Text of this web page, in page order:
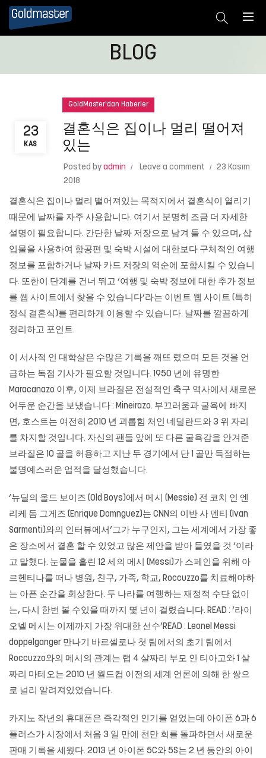
BLOG
23
KAS
GoldMaster'dan Haberler
결혼식은 집이나 멀리 떨어져
있는
Posted by admin Leave a comment
23 Kasım
2018
결혼식은 집이나 멀리 떨어져있는 목적지에서 결혼식이 열리기
때문에 날짜를 자주 사용합니다. 여기서 분명히 조금 더 자세한
설명이 필요합니다. 간단한 날짜 저장으로 남겨 둘 수 있으며, 삽
입물을 사용하여 항공편 및 숙박 시설에 대한보다 구체적인 여행
정보를 포함하거나 날짜 카드 저장의 역순에 포함시킬 수 있습니
다. 또한이 단계를 건너 뛰고 ‘여행 및 숙박 정보에 대한 추가 정보
를 웹 사이트에서 찾을 수 있습니다’라는 이벤트 웹 사이트 (특히
정식 결혼식)를 편리하게 이용할 수 있습니다. 날짜를 깔끔하게
정리하고 포인트.
이 서사적 인 대학살은 수많은 기록을 깨뜨 렸으며 모든 것을 언
급하는 독점 기사가 필요할 것입니다. 1950 년에 유명한
Maracanazo 이후, 이제 브라질은 전설적인 축구 역사에서 새로운
어두운 순간을 보냈습니다 : Mineirazo. 부끄러움과 굴욕에 빠지
면, 호스트는 여전히 2010 년 괴롭힘 처인 네덜란드와 3 위 자리
를 차지할 것입니다. 자신의 팬들 앞에 또 다른 굴욕감을 안겨준
브라질은 10 골을 허용하고 지난 두 경기에서 단 1 골만 득점하는
불명예스러운 업적을 달성했습니다.
‘뉴딜의 올드 보이즈 (Old Boys)에서 메시 (Messie) 전 코치 인 엔
리케 돔 그게즈 (Enrique Domnguez)는 CNN의 이반 사 멘티 (Ivan
Sarmenti)와의 인터뷰에서’그가 누구인지, 그는 세계에서 가장 좋
은 장소에서 결혼 할 수 있었고 많은 제안을 받아 들였을 것 ‘이라
고 말했다. 눈물을 흘린 12 세의 메시 (Messi)가 스페인을 위해 아
르헨티나를 떠나 병원, 친구, 가족, 학교, Roccuzzo를 치료해야하
는 아픈 순간을 회상한다. 두 나라를 여행하는 재정적 수단 없이
는, 다시 한번 볼 수있을 때까지 몇 년이 걸렸습니다. READ : ‘라이
오넬 메시는 이제까지 가장 위대한 선수’READ : Leonel Messi
doppelganger 만나기 바르셀로나 첫 팀에서의 초기 팀에서
Roccuzzo와의 메시의 관계는 랩 4 살짜리 부모 인 티아고와 1 살
짜리 마테오는 2010 년 월드컵 이전의 세계 언론에 의해 한 쌍으
로 널리 알려져있었습니다.
카지노 작년의 휴대폰은 즉각적인 인기를 얻었는데 아이폰 6과 6
플러스가 시장에서 처음 3 일 만에 천만 회를 돌파하면서 새로운
판매 기록을 세웠다. 2013 년 아이폰 5C와 5S는 2 년 동안의 아이